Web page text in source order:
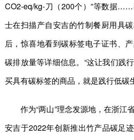
CO2-eq/kg-刀（200个）”等数据
士在扫描产自安吉的竹制餐厨用具
后，惊喜地看到碳标签电子证书、
碳排放量等详细信息。“这让我们践
买具有碳标签的商品，就是践行低碳
作为“两山”理念发源地，在浙江
安吉于2022年创新推出竹产品碳足